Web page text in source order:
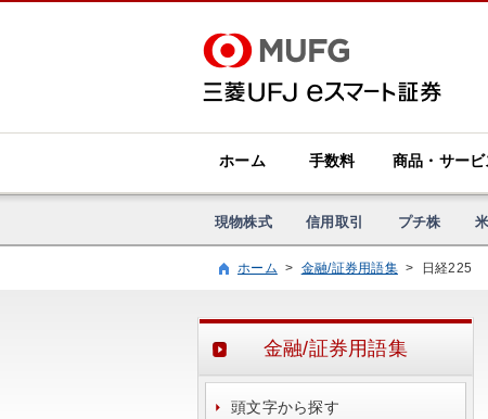
ホーム 手数料 商品・サービ
現物株式 信用取引 プチ株
ホーム > 金融/証券用語集 > 日経225
金融/証券用語集
頭文字から探す